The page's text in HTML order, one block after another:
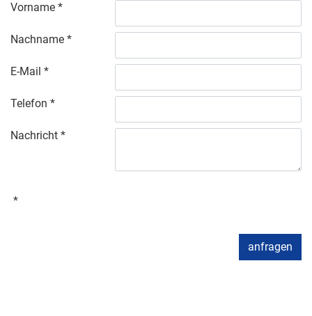
Vorname
Nachname
E-Mail
Telefon
Nachricht
anfragen